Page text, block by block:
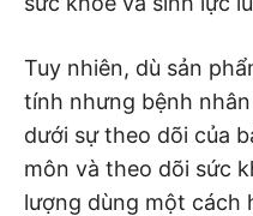
Tuy nhiên, dù sản
tính nhưng bệnh
dưới sự theo dõi của
môn và theo dõi sức
lượng dùng một cách